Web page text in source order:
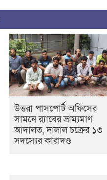
উত্তরা পাসপোর্ট অফিসের
সামনে র‍্যাবের ভ্রাম্যমাণ
আদালত, দালাল চক্রের ১৩
সদস্যের কারাদণ্ড